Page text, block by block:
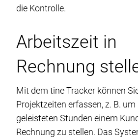
die Kontrolle.
Arbeitszeit in
Rechnung
Mit dem tine Tracker können
Projektzeiten erfassen, z. B. um
geleisteten Stunden einem
Rechnung zu stellen. Das